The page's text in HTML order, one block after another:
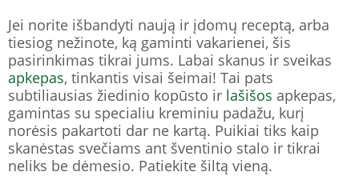
Jei norite išbandyti naują ir įdomų receptą, arba
tiesiog nežinote, ką gaminti vakarienei, šis
pasirinkimas tikrai jums. Labai skanus ir sveikas
apkepas, tinkantis visai šeimai! Tai pats
subtiliausias žiedinio kopūsto ir lašišos apkepas,
gamintas su specialiu kreminiu padažu, kurį
norėsis pakartoti dar ne kartą. Puikiai tiks kaip
skanėstas svečiams ant šventinio stalo ir tikrai
neliks be dėmesio. Patiekite šiltą vieną.